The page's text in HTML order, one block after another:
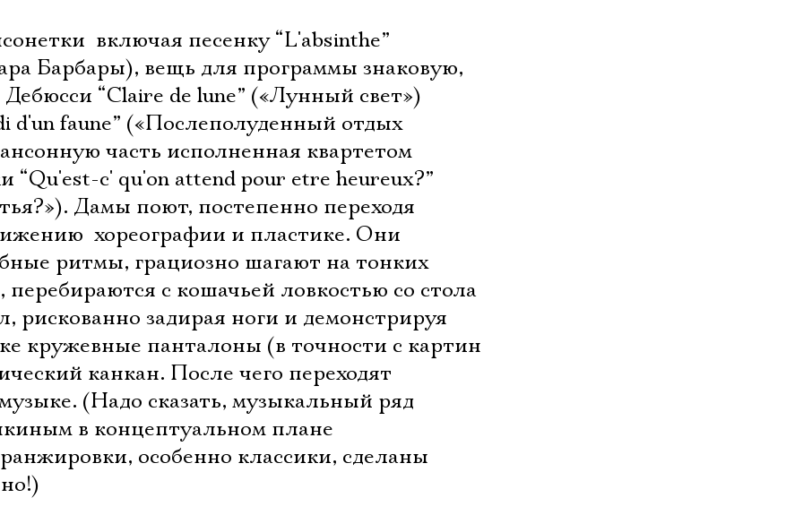
 включая песенку “L'absinthe”
Барбары), вещь для программы знаковую, 
“Claire de lune” («Лунный свет»)
d'un faune” («Послеполуденный отдых
часть исполненная квартетом
“Qu'est-c' qu'on attend pour etre heureux?”
Дамы поют, постепенно переходя
 хореографии и пластике. Они
ритмы, грациозно шагают на тонких
перебираются с кошачьей ловкостью со стола
рискованно задирая ноги и демонстрируя
кружевные панталоны (в точности с картин
канкан. После чего переходят
(Надо сказать, музыкальный ряд
в концептуальном плане
особенно классики, сделаны